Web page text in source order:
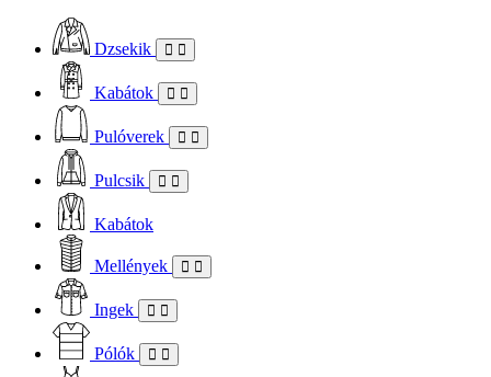
Dzsekik
Kabátok
Pulóverek
Pulcsik
Kabátok
Mellények
Ingek
Pólók